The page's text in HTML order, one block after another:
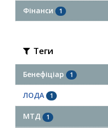
Фінанси 1
Теги
Бенефіціар 1
ЛОДА 1
МТД 1